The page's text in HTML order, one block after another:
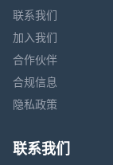
联系我们
加入我们
合作伙伴
合规信息
隐私政策
联系我们